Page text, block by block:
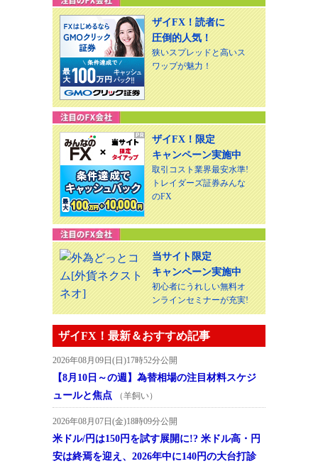
ザイFX！読者に
圧倒的人気！
狭いスプレッドと高いス
ワップが魅力！
ザイFX！限定
キャンペーン実施中
取引コスト業界最安水準!
トレイダーズ証券みんな
のFX
当サイト限定
キャンペーン実施中
初心者にうれしい無料オ
ンラインセミナーが充実!
ザイFX！最新＆おすすめ記事
2026年08月09日(日)17時52分公開
【8月10日～の週】為替相場の注目材料スケジ
ュールと焦点
（羊飼い）
2026年08月07日(金)18時09分公開
米ドル/円は150円を試す展開に!? 米ドル高・円
安は終焉を迎え、2026年中に140円の大台打診